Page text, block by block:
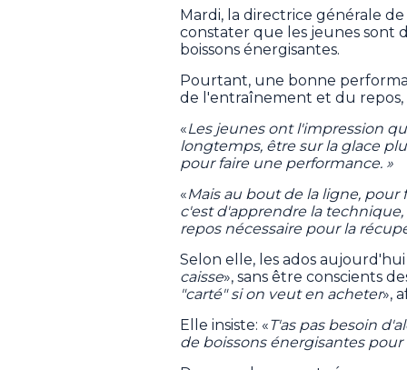
Mardi, la directrice générale
constater que les jeunes sont
boissons énergisantes.
Pourtant, une bonne
de l'entraînement et du
«Les jeunes ont l'impression
longtemps, être sur la glace
pour faire une performance. »
«Mais au bout de la ligne,
c'est d'apprendre la
repos nécessaire pour la
Selon elle, les ados
caisse», sans être conscients
"carté" si on veut en acheter»,
Elle insiste: «T'as pas besoin
de boissons énergisantes